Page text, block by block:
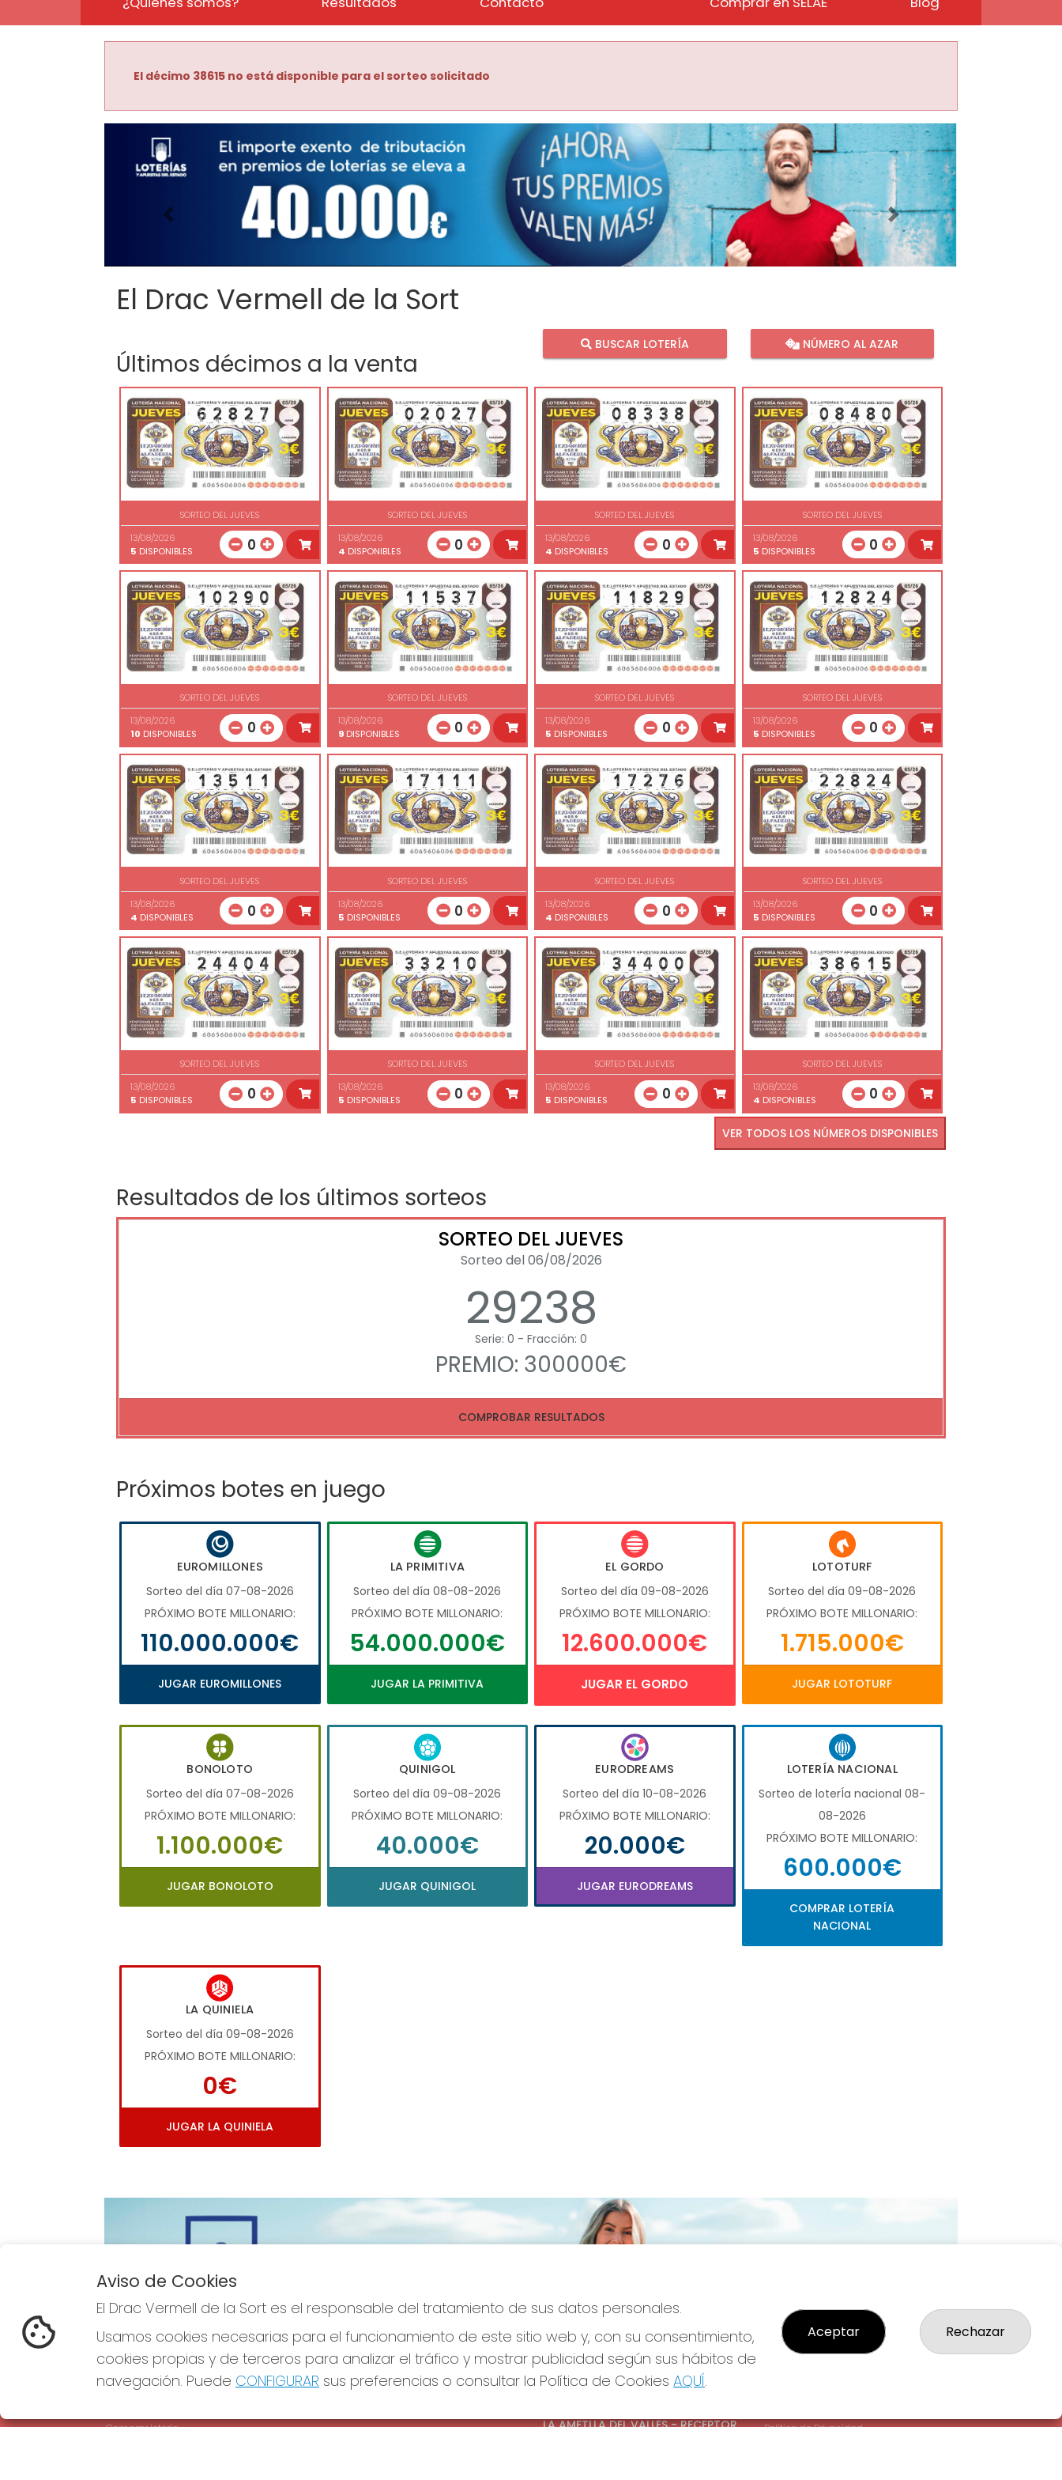
El décimo 38615 no está disponible para el sorteo solicitado
Imagen anterior Imagen siguiente
El Drac Vermell de la Sort
Últimos décimos a la venta
BUSCAR LOTERÍA NÚMERO AL AZAR
SORTEO DEL JUEVES
13/08/2026
5 DISPONIBLES 0
SORTEO DEL JUEVES
13/08/2026
4 DISPONIBLES 0
SORTEO DEL JUEVES
13/08/2026
4 DISPONIBLES 0
SORTEO DEL JUEVES
13/08/2026
5 DISPONIBLES 0
SORTEO DEL JUEVES
13/08/2026
10 DISPONIBLES 0
SORTEO DEL JUEVES
13/08/2026
9DISPONIBLES 0
SORTEO DEL JUEVES
13/08/2026
5 DISPONIBLES 0
SORTEO DEL JUEVES
13/08/2026
5 DISPONIBLES 0
SORTEO DEL JUEVES
13/08/2026
4 DISPONIBLES 0
SORTEO DEL JUEVES
13/08/2026
5 DISPONIBLES 0
SORTEO DEL JUEVES
13/08/2026
4 DISPONIBLES 0
SORTEO DEL JUEVES
13/08/2026
5 DISPONIBLES 0
SORTEO DEL JUEVES
13/08/2026
5 DISPONIBLES 0
SORTEO DEL JUEVES
13/08/2026
5 DISPONIBLES 0
SORTEO DEL JUEVES
13/08/2026
5 DISPONIBLES 0
SORTEO DEL JUEVES
13/08/2026
4 DISPONIBLES 0
VER TODOS LOS NÚMEROS DISPONIBLES
Resultados de los últimos sorteos
SORTEO DEL JUEVES
Sorteo del 06/08/2026
29238
Serie: 0 - Fracción: 0
PREMIO: 300000€
COMPROBAR RESULTADOS
Próximos botes en juego
EUROMILLONES
Sorteo del día 07-08-2026
PRÓXIMO BOTE MILLONARIO:
110.000.000€
JUGAR EUROMILLONES
LA PRIMITIVA
Sorteo del día 08-08-2026
PRÓXIMO BOTE MILLONARIO:
54.000.000€
JUGAR LA PRIMITIVA
EL GORDO
Sorteo del día 09-08-2026
PRÓXIMO BOTE MILLONARIO:
12.600.000€
JUGAR EL GORDO
LOTOTURF
Sorteo del día 09-08-2026
PRÓXIMO BOTE MILLONARIO:
1.715.000€
JUGAR LOTOTURF
BONOLOTO
Sorteo del día 07-08-2026
PRÓXIMO BOTE MILLONARIO:
1.100.000€
JUGAR BONOLOTO
QUINIGOL
Sorteo del día 09-08-2026
PRÓXIMO BOTE MILLONARIO:
40.000€
JUGAR QUINIGOL
EURODREAMS
Sorteo del día 10-08-2026
PRÓXIMO BOTE MILLONARIO:
20.000€
JUGAR EURODREAMS
LOTERÍA NACIONAL
Sorteo de loterÍa nacional 08-
08-2026
PRÓXIMO BOTE MILLONARIO:
600.000€
COMPRAR LOTERÍA
NACIONAL
LA QUINIELA
Sorteo del día 09-08-2026
PRÓXIMO BOTE MILLONARIO:
0€
JUGAR LA QUINIELA
EL DRAC VERMELL DE LA SORT
Comprar lotería
REDES SOCIALES CONTACTO
LA AMETLLA DEL VALLES - RECEPTOR
Política de Privacidad
Aviso de Cookies
El Drac Vermell de la Sort es el responsable del tratamiento de sus datos personales.
Usamos cookies necesarias para el funcionamiento de este sitio web y, con su consentimiento,
cookies propias y de terceros para analizar el tráfico y mostrar publicidad según sus hábitos de
navegación. Puede CONFIGURAR sus preferencias o consultar la Política de Cookies AQUÍ.
Aceptar Rechazar